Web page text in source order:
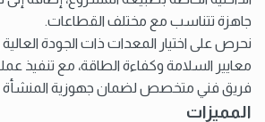
جاهزة تتناسب مع مختلف القطاعات.
نحرص على اختيار المعدات ذات الجودة
معايير السلامة وكفاءة الطاقة، مع تنفيذ
فريق فني متخصص لضمان جهوزية
المميزات